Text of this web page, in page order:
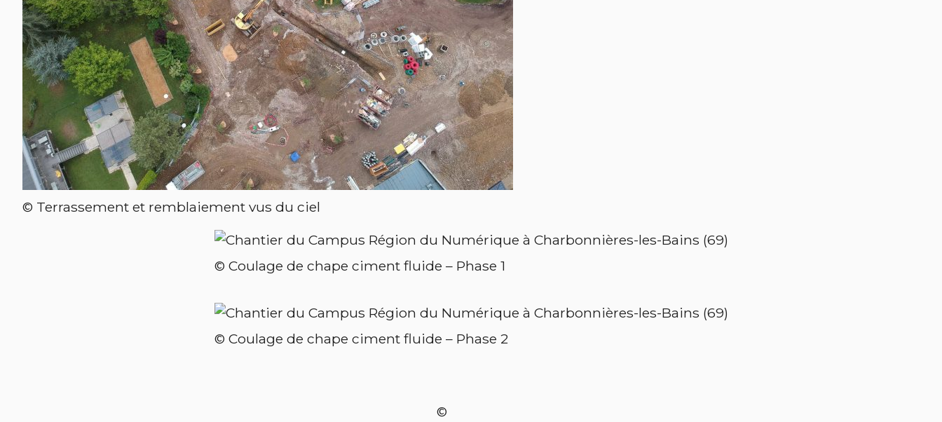
© Terrassement et remblaiement vus du ciel
© Coulage de chape ciment fluide – Phase 1
© Coulage de chape ciment fluide – Phase 2
©